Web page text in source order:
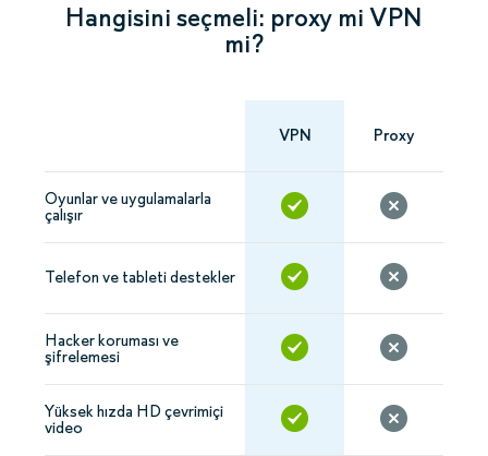
Hangisini seçmeli: proxy mi VPN
mi?
VPN Proxy
Oyunlar ve uygulamalarla
çalışır
Telefon ve tableti destekler
Hacker koruması ve
şifrelemesi
Yüksek hızda HD çevrimiçi
video